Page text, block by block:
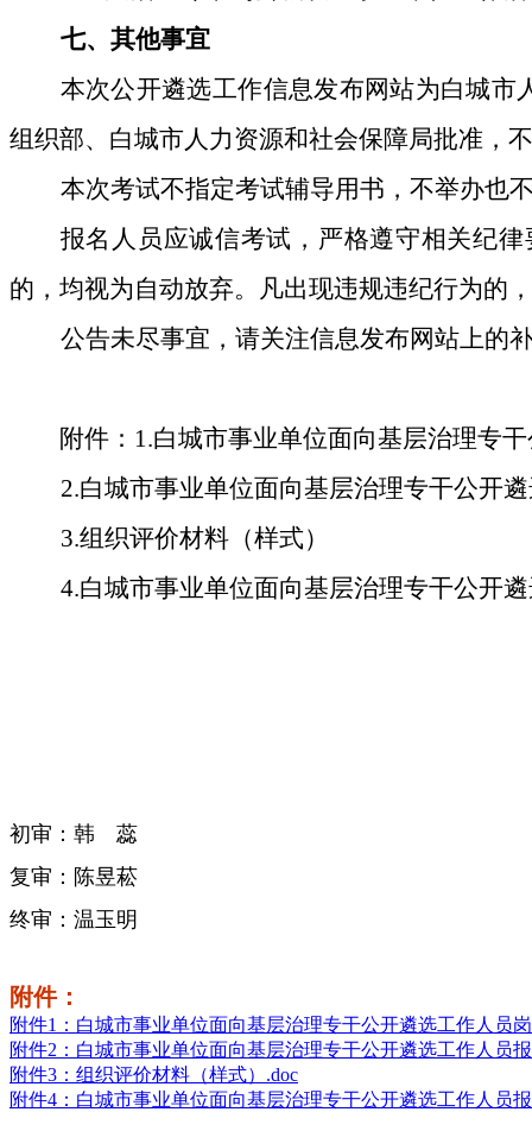
七、其他事宜
本次公开遴选工作信息发布网站为白城市
组织部、白城市人力资源和社会保障局批准，
本次考试不指定考试辅导用书，不举办也
报名人员应诚信考试，严格遵守相关纪
的，均视为自动放弃。凡出现违规违纪行为的
公告未尽事宜，请关注信息发布网站上的
附件： 1.白城市事业单位面向基层治理专
2.白城市事业单位面向基层治理专干公开
3.组织评价材料（样式）
4.白城市事业单位面向基层治理专干公开
初审：韩 蕊
复审：陈昱菘
终审：温玉明
附件：
附件1：白城市事业单位面向基层治理专干公开遴选工作人员
附件2：白城市事业单位面向基层治理专干公开遴选工作人员
附件3：组织评价材料（样式）.doc
附件4：白城市事业单位面向基层治理专干公开遴选工作人员